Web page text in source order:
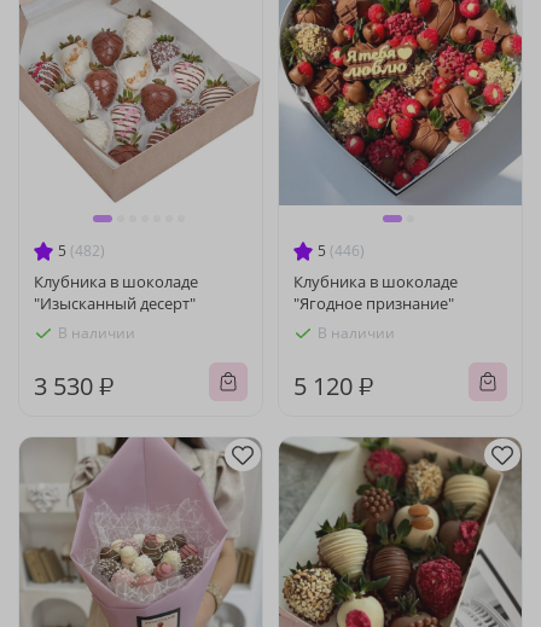
5 (482)
Клубника в шоколаде
"Изысканный десерт"
В наличии
3 530 ₽
5 (446)
Клубника в шоколаде
"Ягодное признание"
В наличии
5 120 ₽